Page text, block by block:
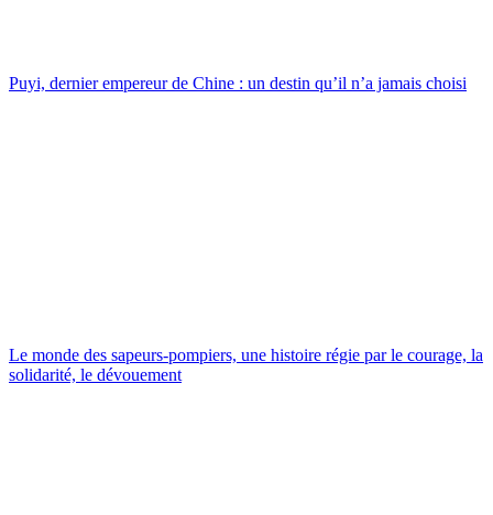
Puyi, dernier empereur de Chine : un destin qu’il n’a jamais choisi
Le monde des sapeurs-pompiers, une histoire régie par le courage, la
solidarité, le dévouement